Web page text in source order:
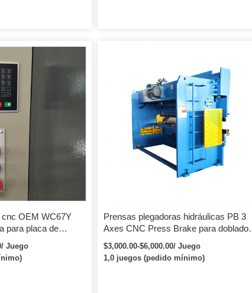
cnc OEM WC67Y
para placa de
63t
de placa de acero
Juego
Prensas plegadoras hidráulicas PB 3
Axes CNC Press Brake para doblado
de chapa
$3,000.00-$6,000.00/ Juego
1,0 juegos (pedido mínimo)